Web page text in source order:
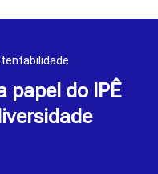
papel do IPÊ